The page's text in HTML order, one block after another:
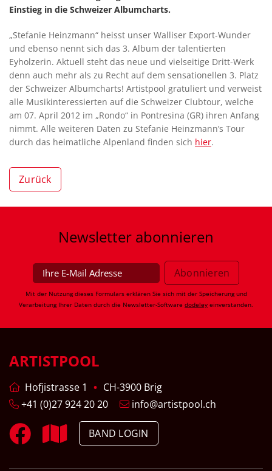
Einstieg in die Schweizer Albumcharts.
„Stefanie Heinzmann“ heisst unser Walliser Export-Wunder
und ebenso nennt sich das 3. Album der talentierten
Eyholzerin. Aktuell steht das neue und vielseitige Dritt-Werk
denn auch mehr als zu Recht auf dem sensationellen 3. Platz
der Schweizer Albumcharts! Artistpool gratuliert und verweist
alle Musikinteressierten auf die Schweizer Clubtour, welche
am 07. April 2012 im „Rondo“ in Pontresina (GR) ihren Anfang
nimmt. Alle weiteren Daten zu Stefanie Heinzmann’s Tour
durch das heimatliche Alpenland finden sich hier.
Zurück
Newsletter abonnieren
Mit der Nutzung dieses Formulars erklären Sie sich mit der Speicherung und
Verarbeitung Ihrer Daten durch die Newsletter-Software dodeley einverstanden.
ARTISTPOOL
Hofjistrasse 1
CH-3900 Brig
+41 (0)27 924 20 20
info@artistpool.ch
BAND LOGIN